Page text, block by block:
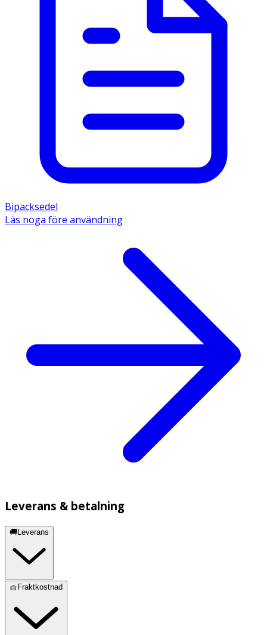
Bipacksedel
Läs noga före användning
Leverans & betalning
🚚Leverans
🧺Fraktkostnad